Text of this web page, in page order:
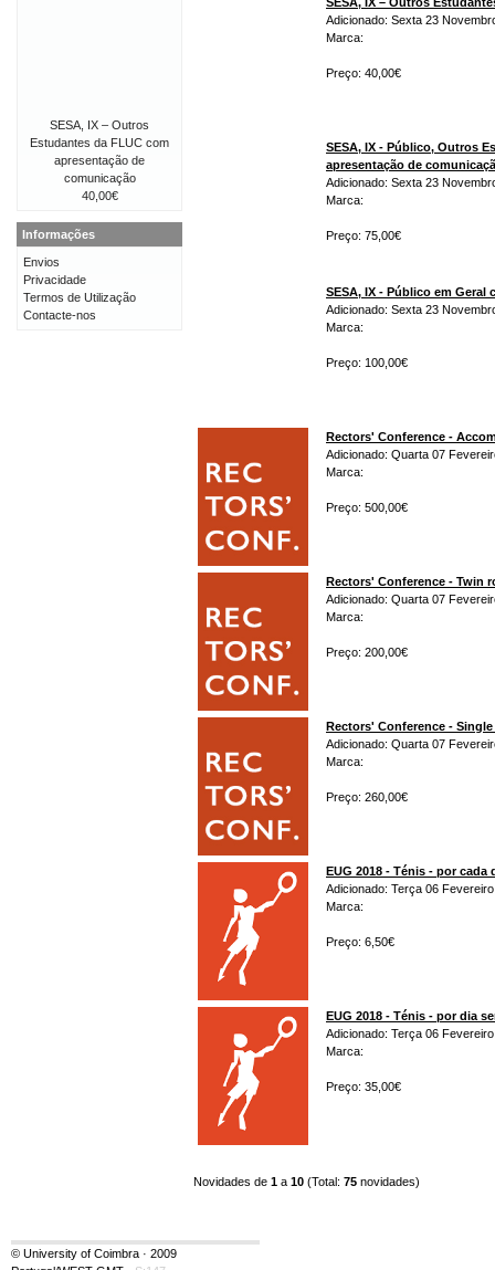
Adicionado: Sexta 23
Marca:
Preço: 40,00€
SESA, IX - Público, Outros
apresentação de
Adicionado: Sexta 23
Marca:
Preço: 75,00€
SESA, IX - Público em
Adicionado: Sexta 23
Marca:
Preço: 100,00€
Rectors' Conference -
Adicionado: Quarta 07
Marca:
Preço: 500,00€
Rectors' Conference - Twin
Adicionado: Quarta 07
Marca:
Preço: 200,00€
Rectors' Conference -
Adicionado: Quarta 07
Marca:
Preço: 260,00€
EUG 2018 - Ténis - por
Adicionado: Terça 06
Marca:
Preço: 6,50€
EUG 2018 - Ténis - por dia
Adicionado: Terça 06
Marca:
Preço: 35,00€
Novidades de 1 a 10 (Total: 75 novidades)
SESA, IX – Outros
Estudantes da FLUC com
apresentação de
comunicação
40,00€
Informações
Envios
Privacidade
Termos de Utilização
Contacte-nos
© University of Coimbra · 2009